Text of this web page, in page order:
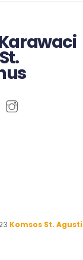
Komsos St.